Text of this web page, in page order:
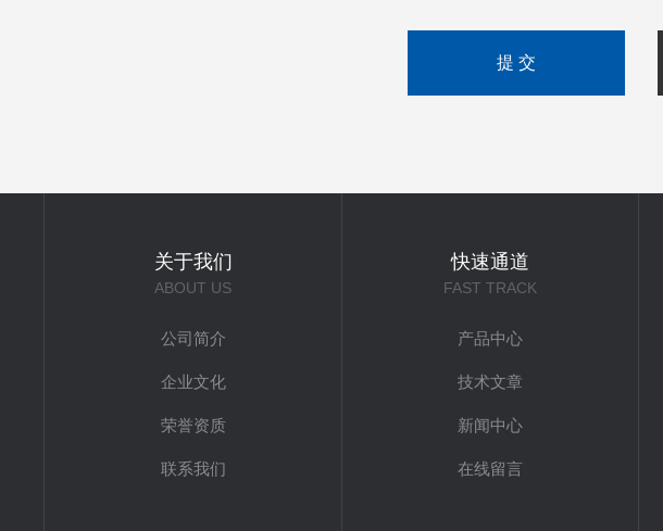
关于我们
ABOUT US
公司简介
企业文化
荣誉资质
联系我们
快速通道
FAST TRACK
产品中心
技术文章
新闻中心
在线留言